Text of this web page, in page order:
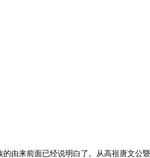
由来前面已经说明白了。从高祖唐文公